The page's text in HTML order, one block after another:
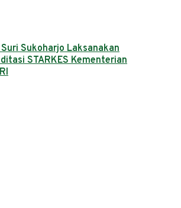
Sukoharjo Laksanakan
STARKES Kementerian